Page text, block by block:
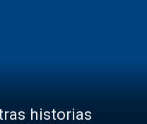
historias